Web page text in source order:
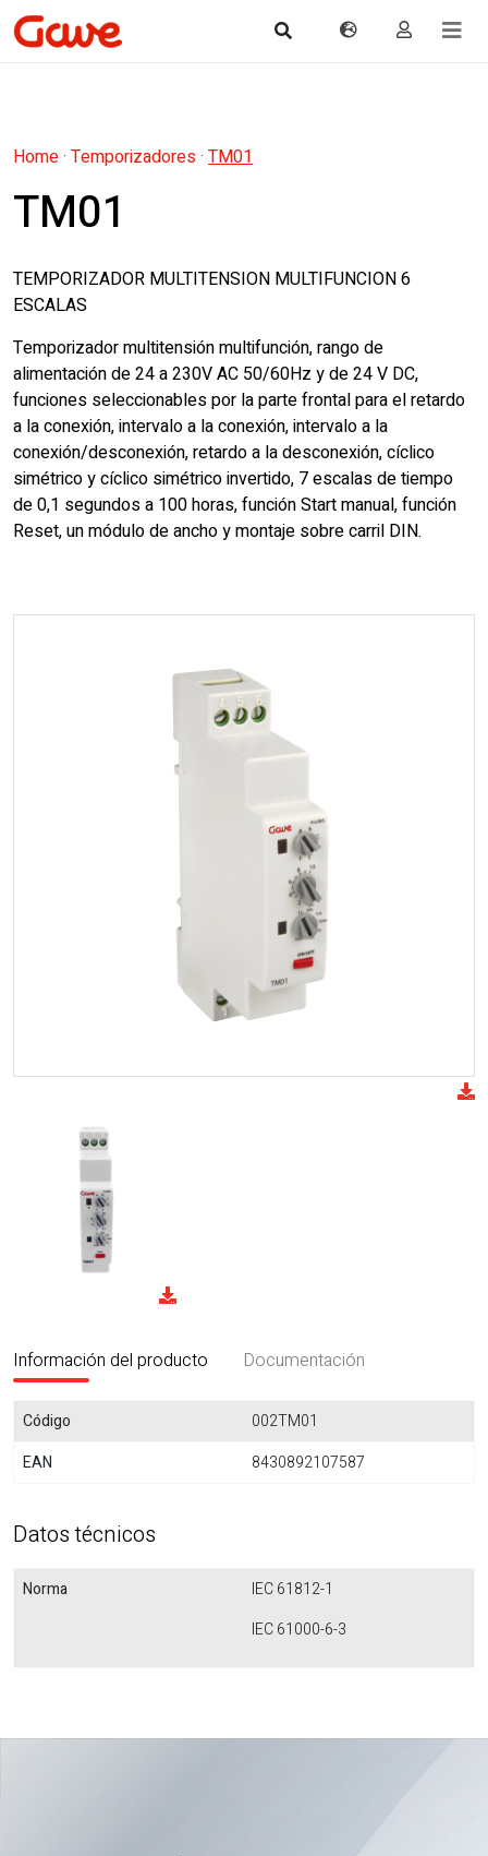
Home· Temporizadores· TM01
TM01
TEMPORIZADOR MULTITENSION MULTIFUNCION 6
ESCALAS
Temporizador multitensión multifunción, rango de
alimentación de 24 a 230V AC 50/60Hz y de 24 V DC,
funciones seleccionables por la parte frontal para el retardo
a la conexión, intervalo a la conexión, intervalo a la
conexión/desconexión, retardo a la desconexión, cíclico
simétrico y cíclico simétrico invertido, 7 escalas de tiempo
de 0,1 segundos a 100 horas, función Start manual, función
Reset, un módulo de ancho y montaje sobre carril DIN.
Información del producto Documentación
Código
002TM01
EAN
8430892107587
Datos técnicos
Norma
IEC 61812-1
IEC 61000-6-3